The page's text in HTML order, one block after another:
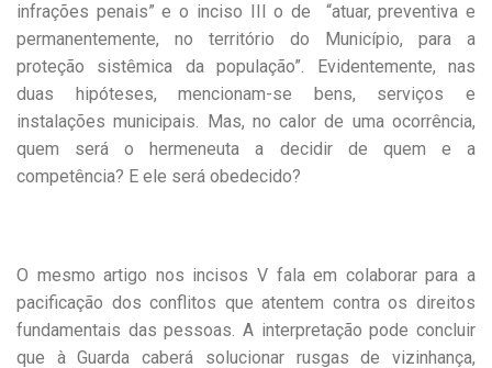
infrações penais” e o inciso III o de “atuar, preventiva e
permanentemente, no território do Município, para a
proteção sistêmica da população”. Evidentemente, nas
duas hipóteses, mencionam-se bens, serviços e
instalações municipais. Mas, no calor de uma ocorrência,
quem será o hermeneuta a decidir de quem e a
competência? E ele será obedecido?
O mesmo artigo nos incisos V fala em colaborar para a
pacificação dos conflitos que atentem contra os direitos
fundamentais das pessoas. A interpretação pode concluir
que à Guarda caberá solucionar rusgas de vizinhança,